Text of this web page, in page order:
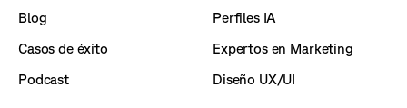
Blog
Casos de éxito
Podcast
Perfiles IA
Expertos en Marketing
Diseño UX/UI